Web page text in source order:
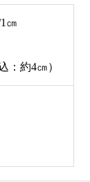
㎝
：約4㎝）